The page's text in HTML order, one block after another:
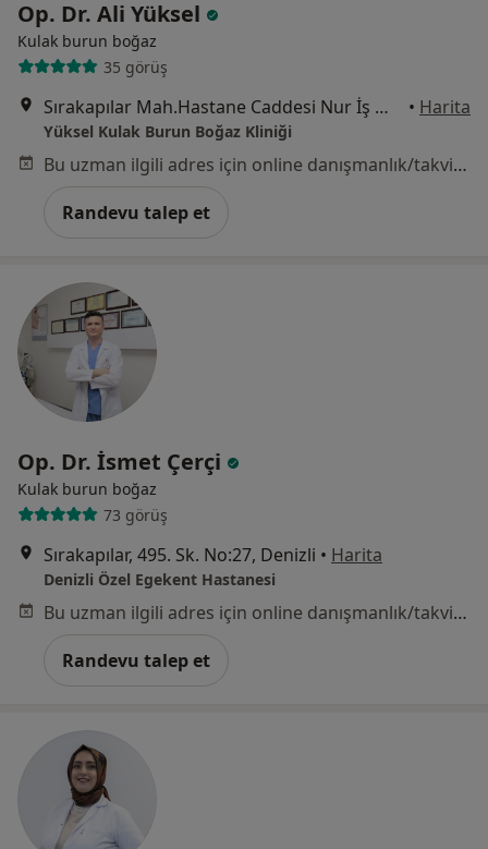
Op. Dr. Ali Yüksel
Kulak burun boğaz
35 görüş
Sırakapılar Mah.Hastane Caddesi Nur İş Merkezi No:3 Kat:2, Denizli • Harita
Yüksel Kulak Burun Boğaz Kliniği
Bu uzman ilgili adres için online danışmanlık/takvim sunmuyor.
Randevu talep et
Op. Dr. İsmet Çerçi
Kulak burun boğaz
73 görüş
Sırakapılar, 495. Sk. No:27, Denizli • Harita
Denizli Özel Egekent Hastanesi
Bu uzman ilgili adres için online danışmanlık/takvim sunmuyor.
Randevu talep et